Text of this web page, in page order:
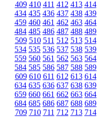
409 410 411 412 413 414
434 435 436 437 438 439
459 460 461 462 463 464
484 485 486 487 488 489
509 510 511 512 513 514
534 535 536 537 538 539
559 560 561 562 563 564
584 585 586 587 588 589
609 610 611 612 613 614
634 635 636 637 638 639
659 660 661 662 663 664
684 685 686 687 688 689
709 710 711 712 713 714